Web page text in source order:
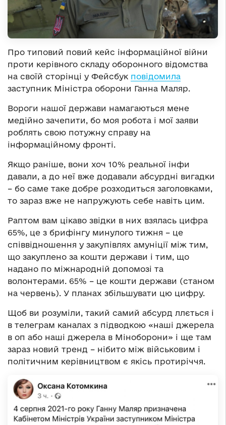
Про типовий повий кейс інформаційної війни
проти керівного складу оборонного відомства
на своїй сторінці у Фейсбук повідомила
заступник Міністра оборони Ганна Маляр.
Вороги нашої держави намагаються мене
медійно зачепити, бо моя робота і мої заяви
роблять свою потужну справу на
інформаційному фронті.
Якщо раніше, вони хоч 10% реальної інфи
давали, а до неї вже додавали абсурдні вигадки
– бо саме таке добре розходиться заголовками,
то зараз вже не напружують себе навіть цим.
Раптом вам цікаво звідки в них взялась цифра
65%, це з брифінгу минулого тижня – це
співвідношення у закупівлях амуніції між тим,
що закуплено за кошти держави і тим, що
надано по міжнародній допомозі та
волонтерами. 65% – це кошти держави (станом
на червень). У планах збільшувати цю цифру.
Щоб ви розуміли, такий самий абсурд ллється і
в телеграм каналах з підводкою «наші джерела
в оп або наші джерела в Міноборони» і ще там
зараз новий тренд – нібито між військовим і
політичним керівництвом є якісь протиріччя.